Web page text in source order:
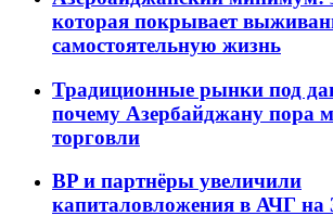
которая покрывает
самостоятельную жизнь
Традиционные рынки под
почему Азербайджану пора
торговли
BP и партнёры увеличили
капиталовложения в АЧГ на